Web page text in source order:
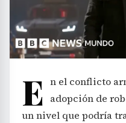
E n el conflicto
adopción de
un nivel que podría